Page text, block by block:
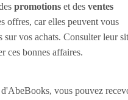
promotions et des ventes
offres, car elles peuvent vous
sur vos achats. Consulter leur
ces bonnes affaires.
d'AbeBooks, vous pouvez